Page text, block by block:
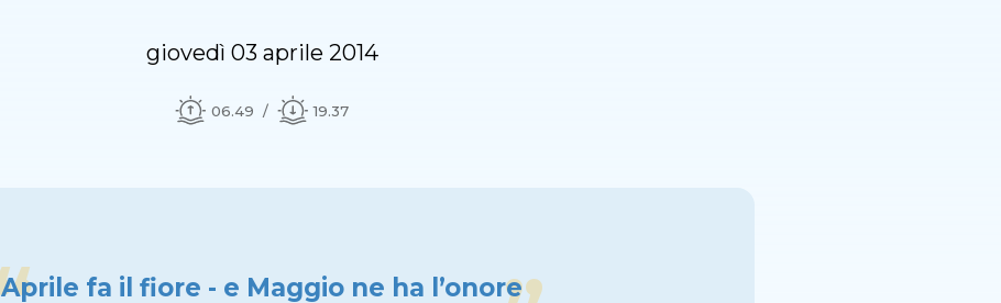
giovedì 03 aprile 2014
06.49 19.37
Aprile fa il fiore - e Maggio ne ha l’onore